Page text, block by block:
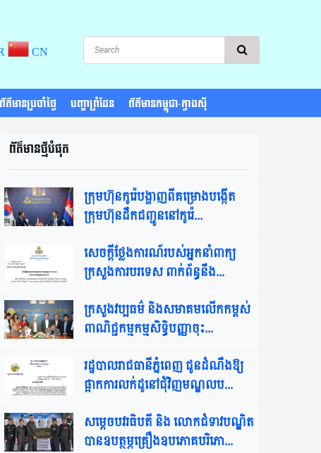
CN
ត៌មានប្រចាំថ្ងៃ បញ្ហាព្រំដែន ព័ត៌មានកម្ពុជា-ក្វាងស៊ី
ព័ត៌មានថ្មីបំផុត​
ក្រុមហ៊ុនកូរ៉េបង្ហាញពីគម្រោងបង្កើត
ក្រុមហ៊ុនដឹកជញ្ជូននៅកូរ៉េ​...
សេចក្តីថ្លែងការណ៍របស់អ្នកនាំពាក្យ
ក្រសួងការបរទេស ពាក់ព័ន្ធនឹង...
ក្រសួងវប្បធម៌ និងសមាគមលើកកម្ពស់
ពាណិជ្ជកម្មកម្មសិទ្ធិបញ្ញាចុះ...
រដ្ឋបាលរាជធានីភ្នំពេញ ជូនដំណឹងឱ្យ
ផ្អាកការលក់ដូនៅជុំវិញមណ្ឌលប...
សម្តេចបវរធិបតី និង លោកជំទាវបណ្ឌិត
បានឧបត្ថម្ភគ្រឿងឧបភោគបរិភោ...